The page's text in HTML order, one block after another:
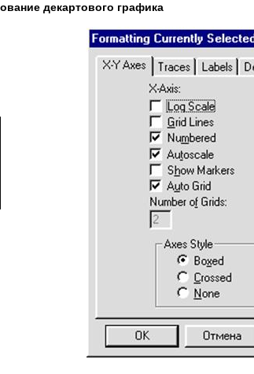
декартового графика